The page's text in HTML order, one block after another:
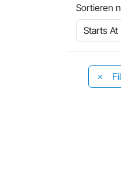
Sortieren